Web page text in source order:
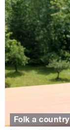
Folk a country